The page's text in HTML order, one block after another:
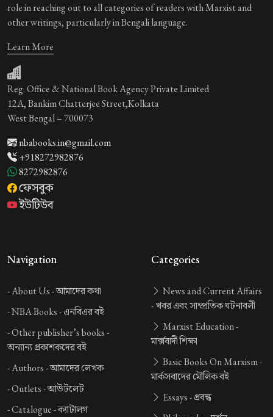
role in reaching out to all categories of readers with Marxist and
other writings, particularly in Bengali language.
Learn More
Reg. Office & National Book Agency Private Limited
12A, Bankim Chatterjee Street,Kolkata
West Bengal – 700073
nbabooks.in@gmail.com
+918272982876
8272982876
ফেসবুক
ইউটিউব
Navigation
-About Us -আমাদের কথা
-NBA Books -এনবিএর বই
-Other publisher’s books -
অন্যান্য প্রকাশকদের বই
-Authors -আমাদের লেখক
-Outlets -আউটলেট
-Catalogue -ক্যাটালগ
Categories
News and Current Affairs
-খবর এবং সাম্প্রতিক ঘটনাবলী
Marxist Education -
মার্ক্সবাদী শিক্ষা
Basic Books On Marxism -
মার্কসবাদের মৌলিক বই
Essays -প্রবন্ধ